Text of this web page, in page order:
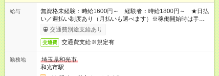
給与
無資格未経験：時給1600円～ 経験者：時給1800円～ ★日払
い／週払い制度あり（月払いも選べます）※稼働開始時は手続き
完了次第のお支払いとなります。
交通費別途支給あり
交通費 交通費支給※規定有
勤務地
埼玉県和光市
和光市駅